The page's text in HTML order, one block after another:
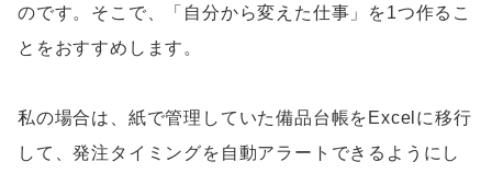
のです。そこで、「自分から変えた仕事」を1つ作るこ
とをおすすめします。
私の場合は、紙で管理していた備品台帳をExcelに移行
して、発注タイミングを自動アラートできるようにし